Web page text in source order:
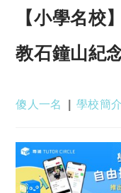
【小學名
教石鐘山紀
Post
傻人一名
Post
學校簡介